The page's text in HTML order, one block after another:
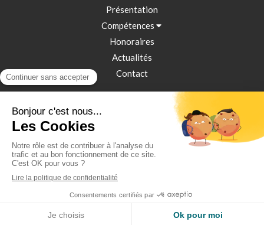
Appeler Localisation
Présentation
Compétences
Honoraires
Actualités
Contact
Création et référencement du site par Simplébo
Site créé grâce à L'Association des Avocats Conseils d'Entreprises